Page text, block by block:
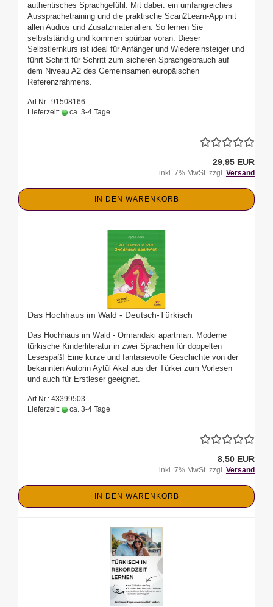
authentisches Sprachgefühl. Mit dabei: ein umfangreiches
Aussprachetraining und die praktische Scan2Learn-App mit
allen Audios und Zusatzmaterialien. So lernen Sie
selbstständig und kommen spürbar voran. Dieser
Selbstlernkurs ist ideal für Anfänger und Wiedereinsteiger und
führt Schritt für Schritt zum sicheren Sprachgebrauch auf
dem Niveau A2 des Gemeinsamen europäischen
Referenzrahmens.
Art.Nr.: 91508166
Lieferzeit:
ca. 3-4 Tage
29,95 EUR
inkl. 7% MwSt. zzgl. Versand
IN DEN WARENKORB
Das Hochhaus im Wald - Deutsch-Türkisch
Das Hochhaus im Wald - Ormandaki apartman. Moderne
türkische Kinderliteratur in zwei Sprachen für doppelten
Lesespaß! Eine kurze und fantasievolle Geschichte von der
bekannten Autorin Aytül Akal aus der Türkei zum Vorlesen
und auch für Erstleser geeignet.
Art.Nr.: 43399503
Lieferzeit:
ca. 3-4 Tage
8,50 EUR
inkl. 7% MwSt. zzgl. Versand
IN DEN WARENKORB